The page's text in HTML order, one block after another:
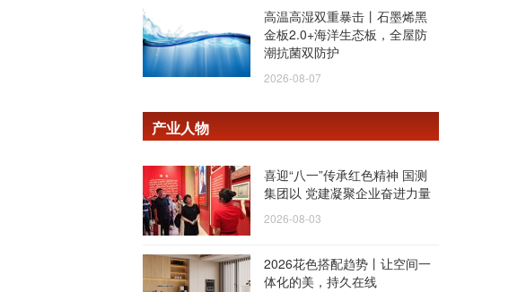
高温高湿双重暴击丨石墨烯黑
金板2.0+海洋生态板，全屋防
潮抗菌双防护
2026-08-07
产业人物
喜迎“八一”传承红色精神 国测
集团以 党建凝聚企业奋进力量
2026-08-03
2026花色搭配趋势丨让空间一
体化的美，持久在线